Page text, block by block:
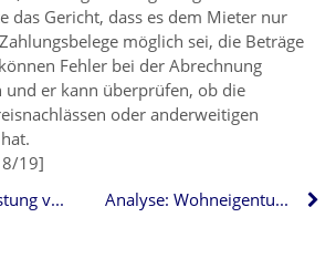
das Gericht, dass es dem Mieter nur
möglich sei, die Beträge
Fehler bei der Abrechnung
und er kann überprüfen, ob die
oder anderweitigen
19]
Gesetz zur Entlastung von Immobilienkäufern
Analyse: Wohneigentumsquote rückläufig